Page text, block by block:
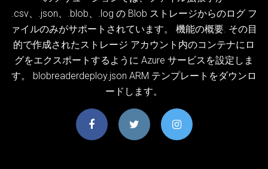
.csv、.json、.blob、.log の Blob ストレージからのログ フ
ァイルのみがサポートされています。 機能の概要. その目
的で作成されたストレージ アカウント内のコンテナにロ
グをエクスポートするように Azure サービスを設定しま
す。 blobreaderdeploy.json ARM テンプレートをダウンロ
ードします。